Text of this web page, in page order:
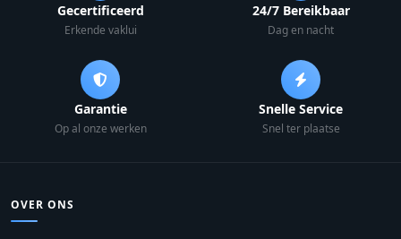
Gecertificeerd
Erkende vaklui
24/7 Bereikbaar
Dag en nacht
Garantie
Op al onze werken
Snelle Service
Snel ter plaatse
OVER ONS